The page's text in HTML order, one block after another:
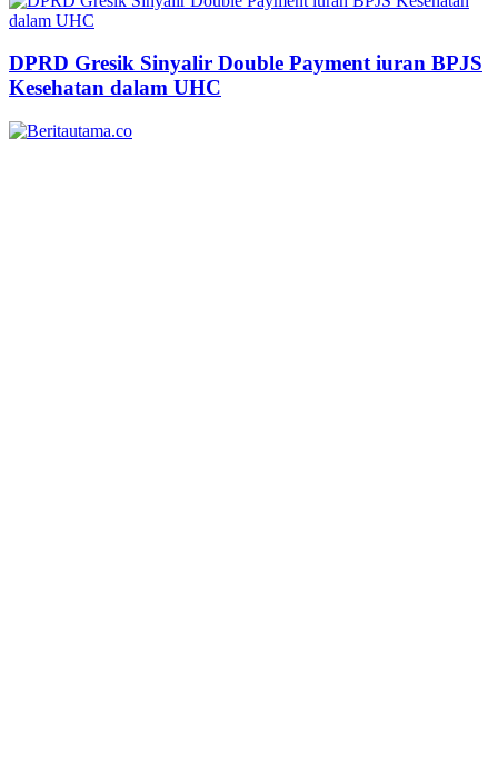
DPRD Gresik Sinyalir Double Payment iuran BPJS
Kesehatan dalam UHC